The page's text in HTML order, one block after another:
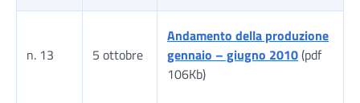
n. 13 5 ottobre
Andamento della produzione
gennaio – giugno 2010(pdf
106Kb)